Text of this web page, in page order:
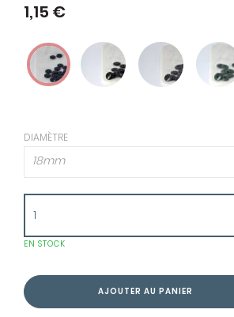
1,15 €
DIAMÈTRE
18mm
EN STOCK
AJOUTER AU PANIER